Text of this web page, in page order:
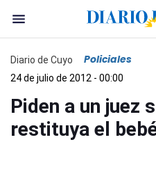
Diario de Cuyo Policiales
24 de julio de 2012 - 00:00
Piden a un juez
restituya el